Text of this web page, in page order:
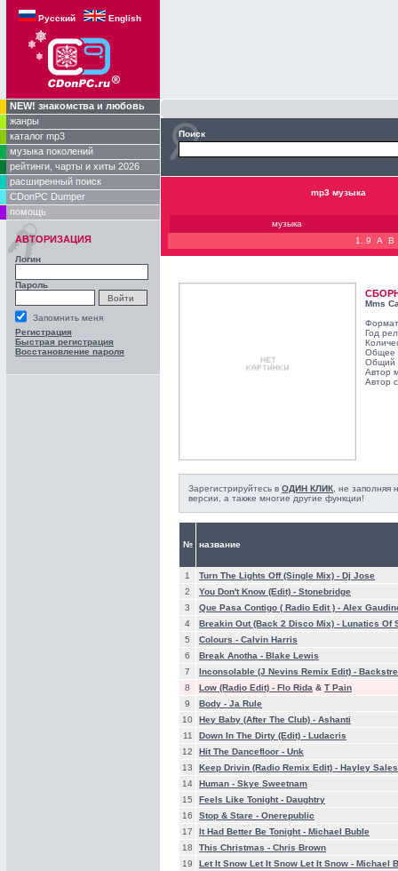
Русский English
NEW! знакомства и любовь
жанры
каталог mp3
музыка поколений
рейтинги, чарты и хиты 2026
расширенный поиск
CDonPC Dumper
помощь
АВТОРИЗАЦИЯ
Логин
Пароль
Запомнить меня
Регистрация
Быстрая регистрация
Восстановление пароля
Поиск
mp3 музыка
музыка
1..9
A B
Mms
Год
Общее
Общий
Автор
Автор
Зарегистрируйтесь в ОДИН КЛИК , не
версии, а также многие другие функции!
№ название
1 Turn The Lights Off (Single Mix) - Dj Jose
2
You Don't Know (Edit) - Stonebridge
3
Que Pasa Contigo ( Radio Edit ) - Alex
4
Breakin Out (Back 2 Disco Mix) - Lunatics Of
5
Colours - Calvin Harris
6
Break Anotha - Blake Lewis
7
Inconsolable (J Nevins Remix Edit) -
8
Low (Radio Edit) - Flo Rida & T Pain
9
Body - Ja Rule
10
Hey Baby (After The Club) - Ashanti
11
Down In The Dirty (Edit) - Ludacris
12
Hit The Dancefloor - Unk
13
Keep Drivin (Radio Remix Edit) - Hayley Sales
14
Human - Skye Sweetnam
15
Feels Like Tonight - Daughtry
16
Stop & Stare - Onerepublic
17
It Had Better Be Tonight - Michael Buble
18
This Christmas - Chris Brown
19
Let It Snow Let It Snow Let It Snow - Michael